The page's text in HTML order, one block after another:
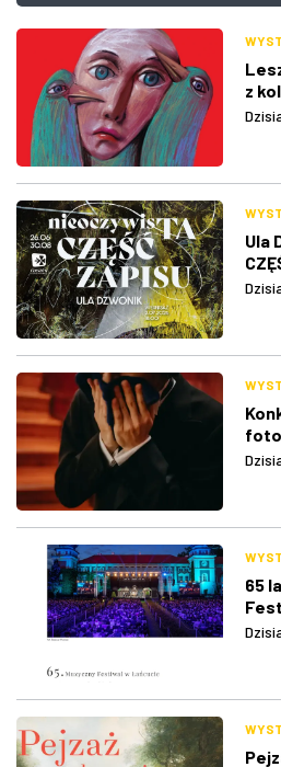
z
Ula
65